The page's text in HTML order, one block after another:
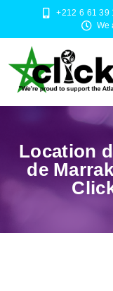
+212 6 61 39
We
Location
de